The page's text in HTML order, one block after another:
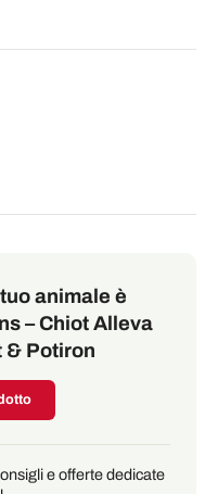
animale è
– Chiot Alleva
& Potiron
e offerte dedicate